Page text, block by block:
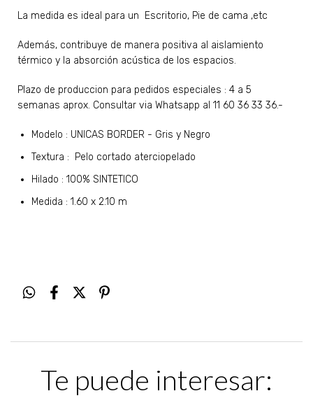
La medida es ideal para un Escritorio, Pie de cama ,etc
Además, contribuye de manera positiva al aislamiento
térmico y la absorción acústica de los espacios.
Plazo de produccion para pedidos especiales : 4 a 5
semanas aprox. Consultar via Whatsapp al 11 60 36 33 36.-
Modelo : UNICAS BORDER - Gris y Negro
Textura : Pelo cortado aterciopelado
Hilado : 100% SINTETICO
Medida : 1.60 x 2.10 m
Te puede interesar: